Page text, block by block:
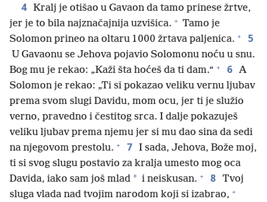
4 Kralj je otišao u Gavaon da tamo prinese žrtve,
jer je to bila najznačajnija uzvišica. + Tamo je
Solomon prineo na oltaru 1 000 žrtava paljenica. + 5
U Gavaonu se Jehova pojavio Solomonu noću u snu.
Bog mu je rekao: „Kaži šta hoćeš da ti dam.“ + 6 A
Solomon je rekao: „Ti si pokazao veliku vernu ljubav
prema svom slugi Davidu, mom ocu, jer ti je služio
verno, pravedno i čestitog srca. I dalje pokazuješ
veliku ljubav prema njemu jer si mu dao sina da sedi
na njegovom prestolu. + 7 I sada, Jehova, Bože moj,
ti si svog slugu postavio za kralja umesto mog oca
Davida, iako sam još mlad * i neiskusan. + 8 Tvoj
sluga vlada nad tvojim narodom koji si izabrao, +